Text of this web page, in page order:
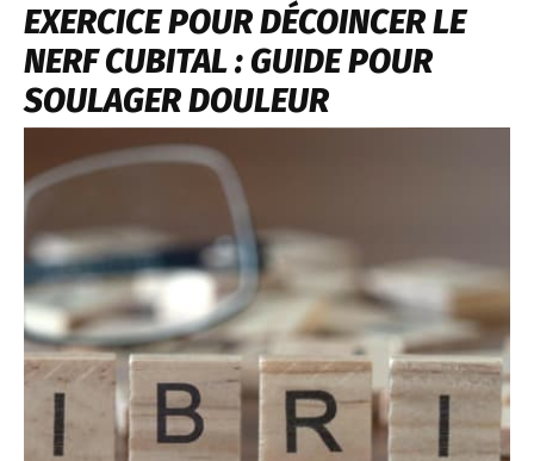
EXERCICE POUR DÉCOINCER LE
NERF CUBITAL : GUIDE POUR
SOULAGER DOULEUR